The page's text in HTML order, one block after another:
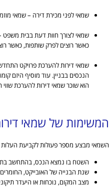
שמאי לפני מכירת דירה – שמאי
שמאי לצורך חוות דעת בבית משפט
כאשר רוצים לפרק שותפות, כאשר
שמאי דירות להערכת פרויקט
הנכסים בבניין. עוד מוסיף היזם
הוא שוכר שמאי דירות להערכת
המשימות של שמאי
השמאי מבצע מספר פעולות לקביעת העלות
השטח בו נמצא הנכס, בהתחשב
שנת הבנייה של האובייקט,
מצב המקום, נוכחות או היעדר